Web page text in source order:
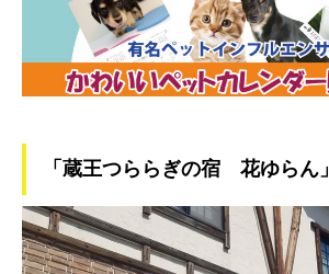
「蔵王つららぎの宿 花ゆらん」